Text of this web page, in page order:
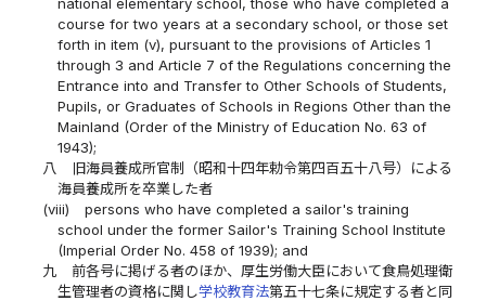
course for two years at a secondary school, or those set
forth in item (v), pursuant to the provisions of Articles 1
through 3 and Article 7 of the Regulations concerning the
Entrance into and Transfer to Other Schools of Students,
Pupils, or Graduates of Schools in Regions Other than the
Mainland (Order of the Ministry of Education No. 63 of
1943);
八
旧海員養成所官制（昭和十四年勅令第四百五十八号）による
海員養成所を卒業した者
(viii)
persons who have completed a sailor's training
school under the former Sailor's Training School Institute
(Imperial Order No. 458 of 1939); and
九
前各号に掲げる者のほか、厚生労働大臣において食鳥処理衛
生管理者の資格に関し学校教育法第五十七条に規定する者と同